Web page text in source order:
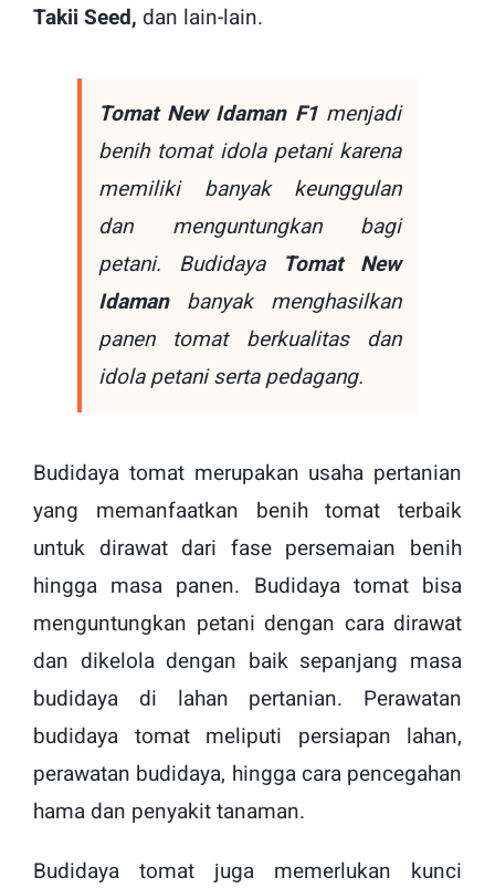
Takii Seed, dan lain-lain.
Tomat New Idaman F1 menjadi
benih tomat idola petani karena
memiliki banyak keunggulan
dan menguntungkan bagi
petani. Budidaya
Tomat New
Idaman banyak menghasilkan
panen tomat berkualitas dan
idola petani serta pedagang.
Budidaya tomat merupakan usaha pertanian
yang memanfaatkan benih tomat terbaik
untuk dirawat dari fase persemaian benih
hingga masa panen. Budidaya tomat bisa
menguntungkan petani dengan cara dirawat
dan dikelola dengan baik sepanjang masa
budidaya di lahan pertanian. Perawatan
budidaya tomat meliputi persiapan lahan,
perawatan budidaya, hingga cara pencegahan
hama dan penyakit tanaman.
Budidaya tomat juga memerlukan kunci